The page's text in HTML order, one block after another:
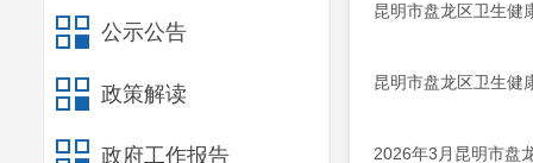
公示公告
政策解读
政府工作报告
昆明市盘龙区卫生健
昆明市盘龙区卫生
2026年3月昆明市盘